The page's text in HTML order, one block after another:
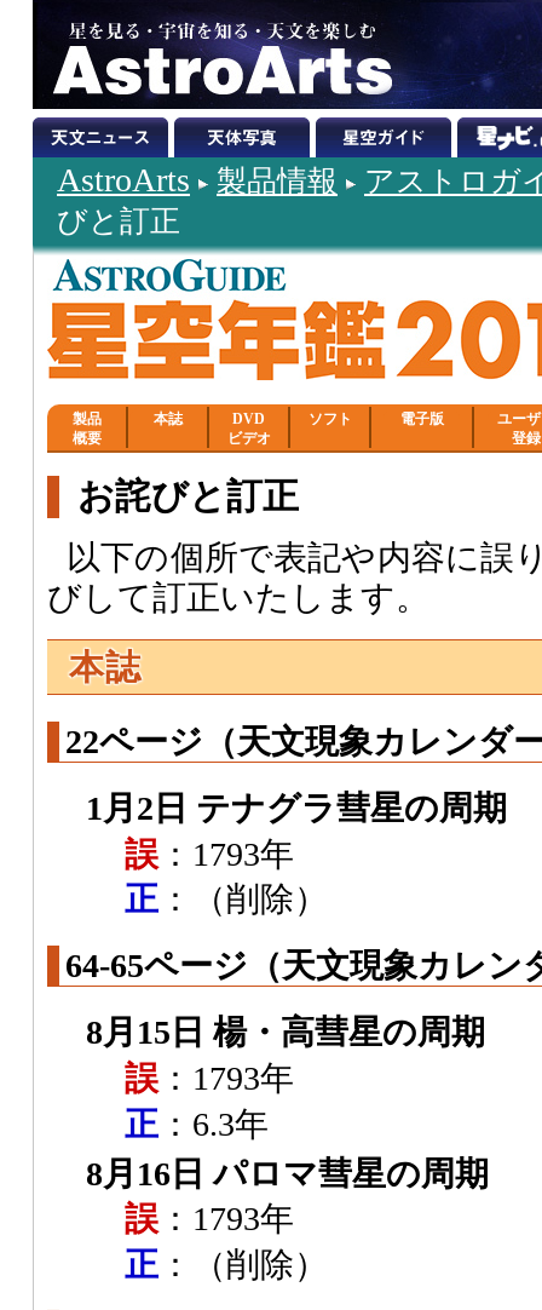
AstroArts 製品情報
アストロガ
びと訂正
製品
概要
本誌
DVD
ビデオ
ソフト 電子版
ユー
登録
お詫びと訂正
以下の個所で表記や内容に誤
びして訂正いたします。
本誌
22ページ（天文現象カレンダ
1月2日 テナグラ彗星の周期
誤 ：1793年
正 ：（削除）
64-65ページ（天文現象カレン
8月15日 楊・高彗星の周期
誤 ：1793年
正 ：6.3年
8月16日 パロマ彗星の周期
誤 ：1793年
正 ：（削除）